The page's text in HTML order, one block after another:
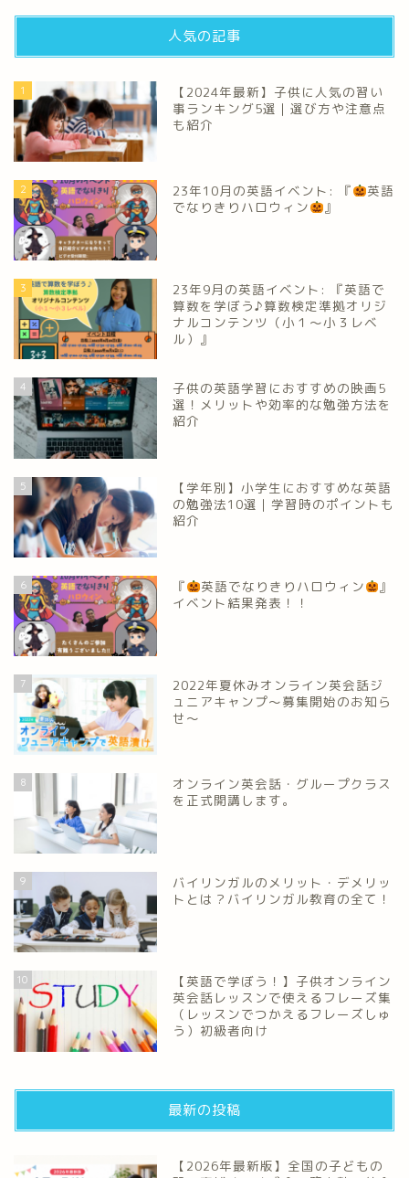
人気の記事
1
【2024年最新】子供に人気の習い
事ランキング5選｜選び方や注意点
も紹介
2 23年10月の英語イベント: 『
英語
でなりきりハロウィン
』
3
23年9月の英語イベント: 『英語で
算数を学ぼう♪算数検定準拠オリジ
ナルコンテンツ（小１～小３レベ
ル）』
4
子供の英語学習におすすめの映画5
選！メリットや効率的な勉強方法を
紹介
5
【学年別】小学生におすすめな英語
の勉強法10選｜学習時のポイントも
紹介
6 『 英語でなりきりハロウィン
』
イベント結果発表！！
7
2022年夏休みオンライン英会話ジ
ュニアキャンプ～募集開始のお知ら
せ～
8
オンライン英会話・グループクラス
を正式開講します。
9
バイリンガルのメリット・デメリッ
トとは？バイリンガル教育の全て！
10
【英語で学ぼう！】子供オンライン
英会話レッスンで使えるフレーズ集
（レッスンでつかえるフレーズしゅ
う）初級者向け
最新の投稿
【2026年最新版】全国の子どもの